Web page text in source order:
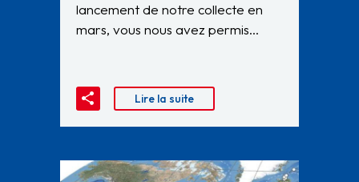
lancement de notre collecte en
mars, vous nous avez permis…
Lire la suite